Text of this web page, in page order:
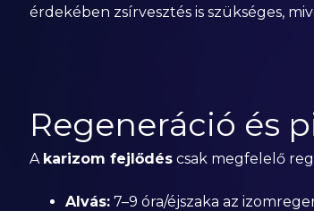
érdekében zsírvesztés is szükséges,
Regeneráció és
A karizom fejlődéscsak megfelelő
Alvás:7–9 óra/éjszaka az